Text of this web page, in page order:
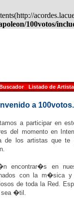
100votos/
·Listado de
a
a participar en
del momento en
de los artistas que te
encontrar�s en
con la m�sica
de toda la Red.
sea �til.